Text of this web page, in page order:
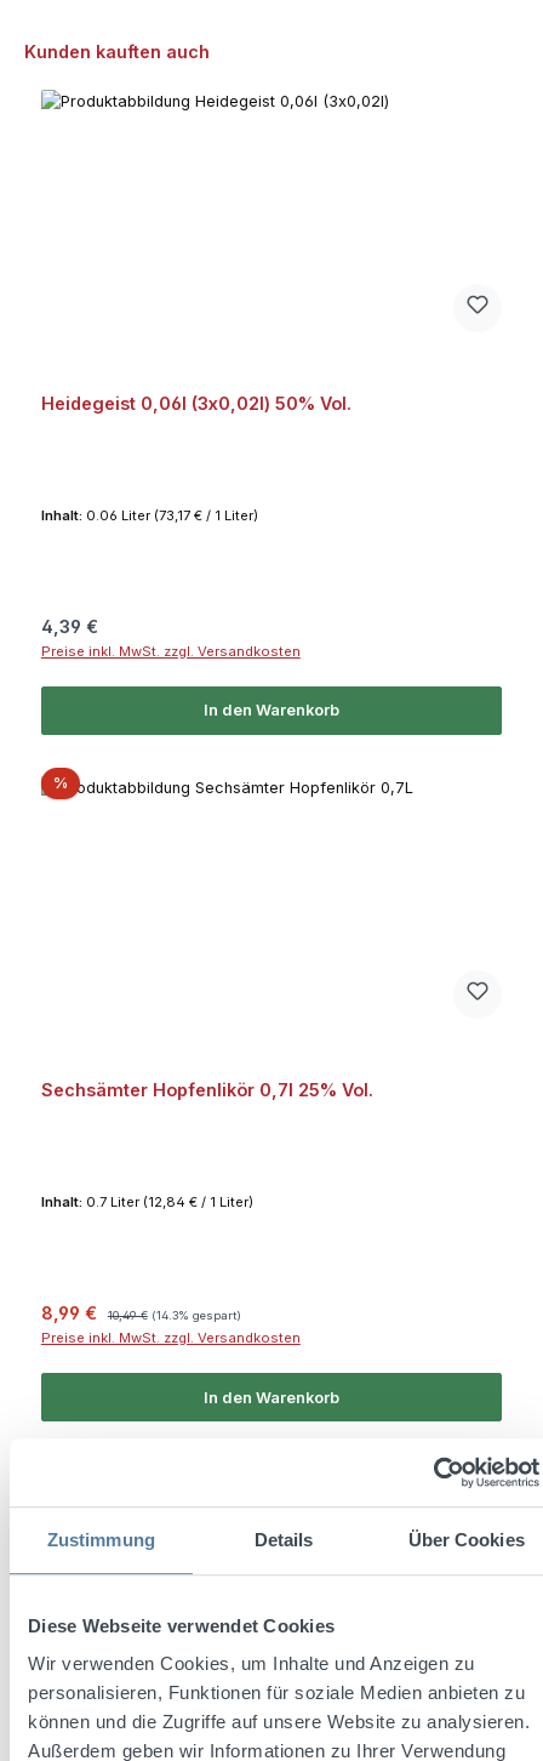
Zustimmung Details Über Cookies
Diese Webseite verwendet Cookies
Wir verwenden Cookies, um Inhalte und Anzeigen zu
personalisieren, Funktionen für soziale Medien anbieten zu
können und die Zugriffe auf unsere Website zu analysieren.
Außerdem geben wir Informationen zu Ihrer Verwendung
Produktgalerie überspringen
Kunden kauften auch
Heidegeist 0,06l (3x0,02l) 50% Vol.
Inhalt: 0.06 Liter (73,17 € / 1 Liter)
Regulärer Preis:
4,39 €
Preise inkl. MwSt. zzgl. Versandkosten
In den Warenkorb
%Rabatt
Sechsämter Hopfenlikör 0,7l 25% Vol.
Inhalt: 0.7 Liter (12,84 € / 1 Liter)
Verkaufspreis:
8,99 € 10,49 € (14.3% gespart)
Preise inkl. MwSt. zzgl. Versandkosten
In den Warenkorb